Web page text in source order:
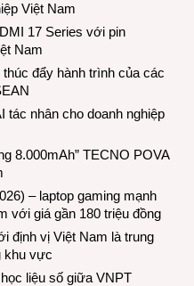
Việt Nam
17 Series với pin
Nam
đẩy hành trình của các
tác nhân cho doanh nghiệp
8.000mAh” TECNO POVA
– laptop gaming mạnh
với giá gần 180 triệu đồng
định vị Việt Nam là trung
khu vực
liệu số giữa VNPT